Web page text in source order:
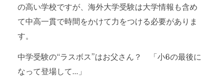
の高い学校ですが、海外大学受験は大学情報も含め
て中高一貫で時間をかけて力をつける必要がありま
す。
中学受験の“ラスボス”はお父さん？ 「小6の最後に
なって登場して…」